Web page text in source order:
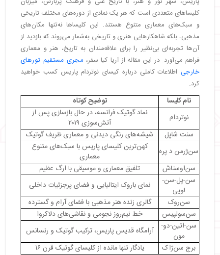
گوتیک
・ کلیسای سن‌ژرمن د پره | کهن‌ترین کلیسای پاریس
・کلیسای سن‌اوستاش | معماری ترکیبی و موسیقی ارگان
・کلیسای سن-پل-سن-لویی | معماری باروک در قلب
محله تاریخی مارِه
・ کلیسای سن-روک | آرامش در سایه نقاشی و تاریخ
・کلیسای سن-سولپیس | تلفیق نور، صدا و علم
・
سایه پانتئون
・ برج سن-ژاک | تنها یادگار کلیسایی گمشده
کلیساهای متعددی است که هر یک نمادی از دوره‌های مختلف تاریخی
و سبک‌های معماری متنوع هستند. این کلیساها نه‌تنها مکان‌های
مذهبی، بلکه شاهکارهایی هنری و تاریخی به‌شمار می‌روند که بازدید از
آن‌ها تجربه‌ای بی‌نظیر را برای علاقه‌مندان به تاریخ، هنر و معماری
فراهم می‌آورد. در این مقاله از آریا کیا سفر، مجری مستقیم تورهای
خارجی اطلاعات کاملی درباره کیسای نوتردام پاریس کسب خواهید
کرد.
نام کلیسا
توضیح کوتاه
نوتردام
نماد گوتیک فرانسه، در حال بازسازی پس از
آتش‌سوزی ۲۰۱۹
سنت شاپل
شیشه‌های رنگی دیدنی و معماری ظریف گوتیک
سن‌ژرمن د پره
کهن‌ترین کلیسای پاریس با سبک‌های متنوع
معماری
سن‌اوستاش
تلفیق معماری و موسیقی با ارگ عظیم
سن-پل-سن-
لویی
نمای باروک ایتالیایی و فضای پرجزئیات داخلی
سن‌روک
گالری زنده هنر مذهبی با فضای آرام و گسترده
سن‌سولپیس
خط نیم‌روز نجومی و نقاشی‌های دلاکروا
سن-اتین-دو-
مون
آرامگاه قدیس پاریس، ترکیب گوتیک و رنسانس
برج سن‌ژاک
یادگار تنها مانده از کلیسای گوتیک قرن ۱۶